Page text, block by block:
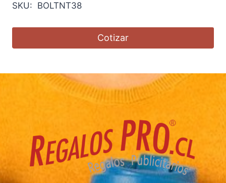
SKU: BOLTNT38
Cotizar